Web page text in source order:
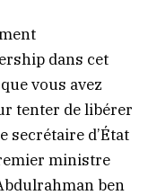
dans cet
vous avez
tenter de libérer
secrétaire d’État
ministre
ben